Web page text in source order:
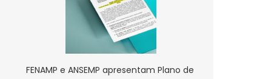
FENAMP e ANSEMP apresentam Plano de